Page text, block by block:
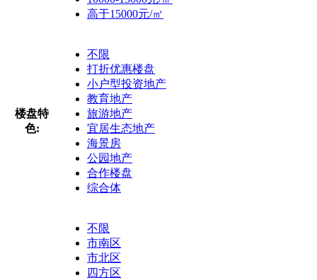
高于15000元/㎡
楼盘特
色:
不限
打折优惠楼盘
小户型投资地产
教育地产
旅游地产
宜居生态地产
海景房
公园地产
合作楼盘
综合体
不限
市南区
市北区
四方区